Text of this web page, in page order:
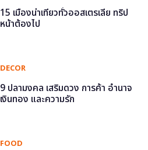
15 เมืองน่าเที่ยวทั่วออสเตรเลีย ทริป
หน้าต้องไป
DECOR
9 ปลามงคล เสริมดวง การค้า อำนาจ
เงินทอง และความรัก
FOOD